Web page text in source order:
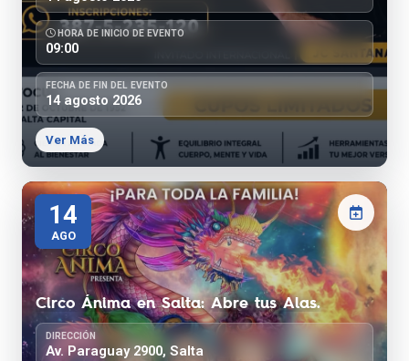
HORA DE INICIO DE EVENTO
09:00
FECHA DE FIN DEL EVENTO
14 agosto 2026
Ver Más
14
AGO
Circo Ánima en Salta: Abre tus Alas.
DIRECCIÓN
Av. Paraguay 2900, Salta